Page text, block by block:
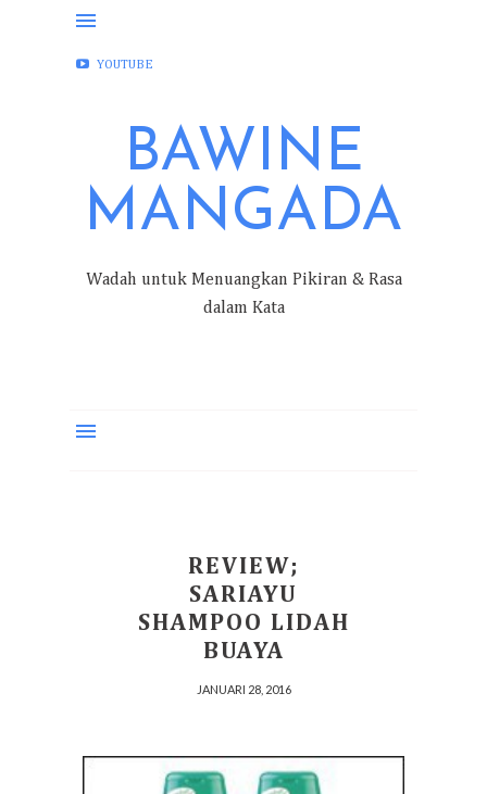
FACEBOOK
YOUTUBE
BAWINE
MANGADA
Wadah untuk Menuangkan Pikiran & Rasa
dalam Kata
REVIEW;
SARIAYU
SHAMPOO LIDAH
BUAYA
JANUARI 28, 2016